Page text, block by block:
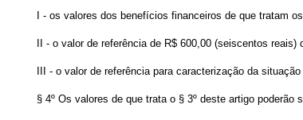
I - os valores dos benefícios financeiros de que tratam
II - o valor de referência de R$ 600,00 (seiscentos
III - o valor de referência para caracterização da
§ 4º Os valores de que trata o § 3º deste artigo